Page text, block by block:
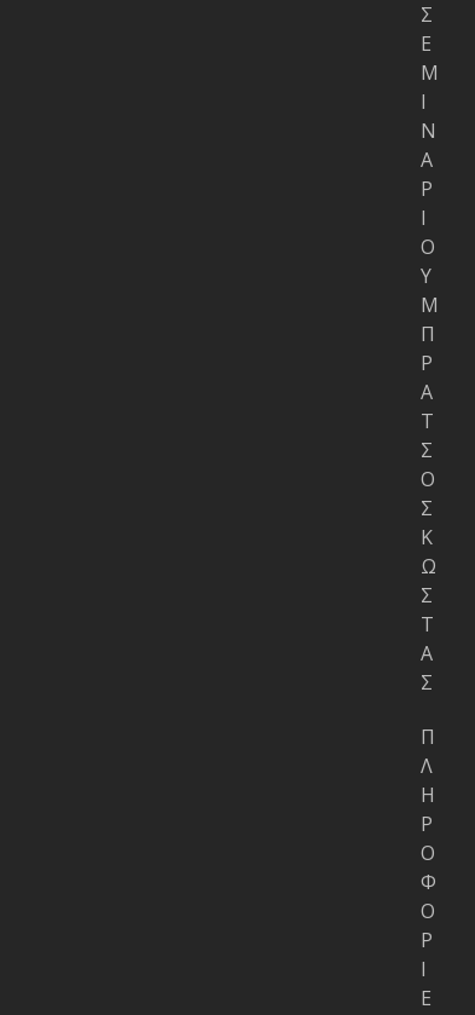
Σ
Ε
Μ
Ι
Ν
Α
Ρ
Ι
Ο
Υ
Μ
Π
Ρ
Α
Τ
Σ
Ο
Σ
Κ
Ω
Σ
Τ
Α
Σ
Π
Λ
Η
Ρ
Ο
Φ
Ο
Ρ
Ι
Ε